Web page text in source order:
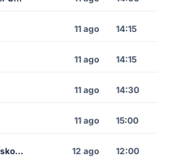
11 ago 14:15
11 ago 14:15
11 ago 14:30
11 ago 15:00
Rapid Vienna vs Paide Linnameeskond 12 ago 12:00